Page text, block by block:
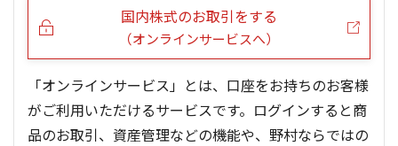
国内株式のお取引をする
（オンラインサービスへ）
「オンラインサービス」とは、口座をお持ちのお客様
がご利用いただけるサービスです。ログインすると商
品のお取引、資産管理などの機能や、野村ならではの